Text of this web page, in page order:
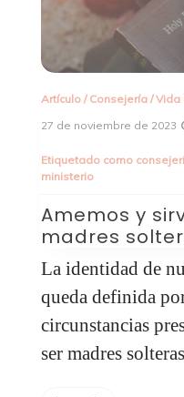
Artículo/Consejería/
20 de noviembre de
Sara: Un
Para hablar de
otro personaje
comenzar con
derramó su
que desafía